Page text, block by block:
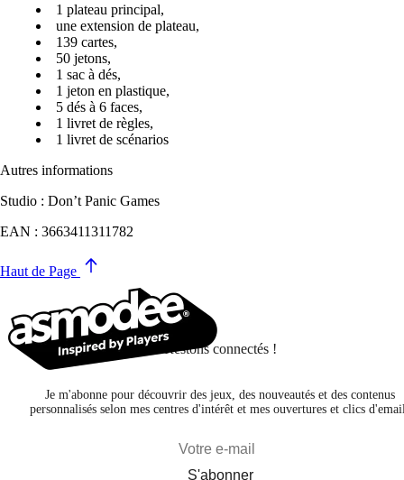
1 plateau principal,
une extension de plateau,
139 cartes,
50 jetons,
1 sac à dés,
1 jeton en plastique,
5 dés à 6 faces,
1 livret de règles,
1 livret de scénarios
Autres informations
Studio : Don’t Panic Games
EAN : 3663411311782
Haut de Page
Restons connectés !
Je m'abonne pour découvrir des jeux, des nouveautés et des contenus
personnalisés selon mes centres d'intérêt et mes ouvertures et clics
S'abonner